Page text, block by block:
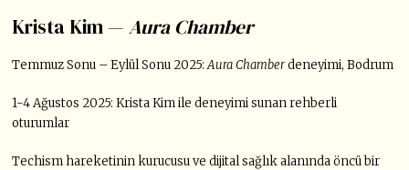
Krista Kim —Aura Chamber
Temmuz Sonu – Eylül Sonu 2025:Aura Chamberdeneyimi, Bodrum
1-4 Ağustos 2025: Krista Kim ile deneyimi sunan rehberli
oturumlar
Techism hareketinin kurucusu ve dijital sağlık alanında öncü bir